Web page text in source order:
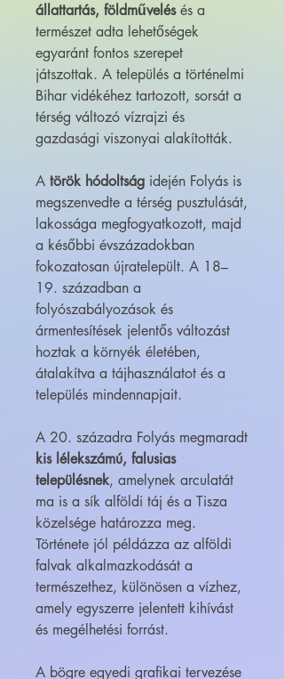
állattartás, földművelésés a
természet adta lehetőségek
egyaránt fontos szerepet
játszottak. A település a történelmi
Bihar vidékéhez tartozott, sorsát a
térség változó vízrajzi és
gazdasági viszonyai alakították.
A török hódoltság idején Folyás is
megszenvedte a térség pusztulását,
lakossága megfogyatkozott, majd
a későbbi évszázadokban
fokozatosan újratelepült. A 18–
19. században a
folyószabályozások és
ármentesítések jelentős változást
hoztak a környék életében,
átalakítva a tájhasználatot és a
település mindennapjait.
A 20. századra Folyás megmaradt
kis lélekszámú, falusias
településnek, amelynek arculatát
ma is a sík alföldi táj és a Tisza
közelsége határozza meg.
Története jól példázza az alföldi
falvak alkalmazkodását a
természethez, különösen a vízhez,
amely egyszerre jelentett kihívást
és megélhetési forrást.
A bögre egyedi grafikai tervezése